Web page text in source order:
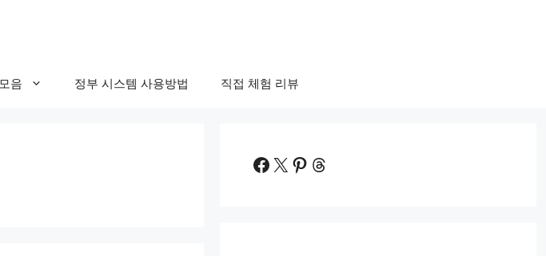
음 정부 시스템 사용방법 직접 체험 리뷰
Facebook
X Pinterest
Threads